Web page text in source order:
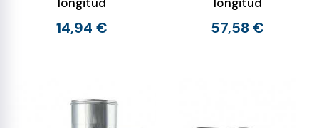
14,94 € 57,58 €